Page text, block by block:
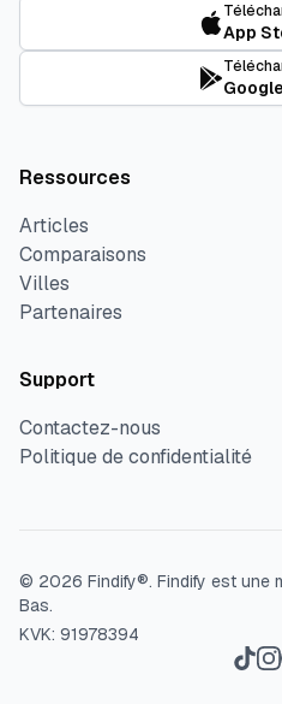
App
Ressources
Articles
Comparaisons
Villes
Partenaires
Support
Contactez-nous
Politique de confidentialité
© 2026 Findify®. Findify est une
Bas.
KVK: 91978394